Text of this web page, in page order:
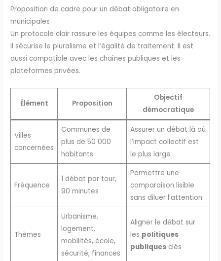
Proposition de cadre pour un débat obligatoire en
municipales
Un protocole clair rassure les équipes comme les électeurs.
Il sécurise le pluralisme et l’égalité de traitement. Il est
aussi compatible avec les chaînes publiques et les
plateformes privées.
Élément Proposition
Objectif
démocratique
Villes
concernées
Communes de
plus de 50 000
habitants
Assurer un débat là où
l’impact collectif est
le plus large
Fréquence
1 débat par tour,
90 minutes
Permettre une
comparaison lisible
sans diluer l’attention
Thèmes
Urbanisme,
logement,
mobilités, école,
sécurité, finances
Aligner le débat sur
les politiques
publiquesclés